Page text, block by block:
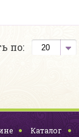
по:
Каталог